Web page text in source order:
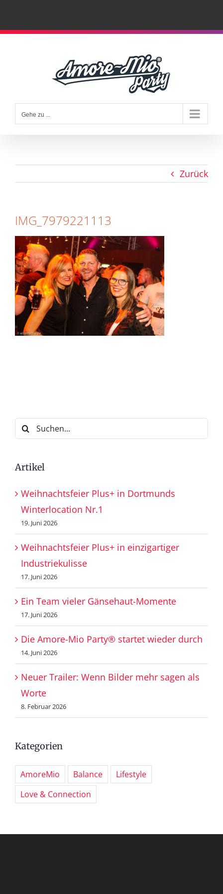
Zum
Gehe zu ...
Zurück
IMG_7979221113
Suche
nach:
Artikel
Weihnachtsfeier Plus+ in Dortmunds
Winterlocation Nr.1
19. Juni 2026
Weihnachtsfeier Plus+ in einzigartiger
Industriekulisse
17. Juni 2026
Ein Team vieler Gänsehaut-Momente
17. Juni 2026
Die Amore-Mio Party® startet wieder durch
14. Juni 2026
Neuer Trailer: Wenn Bilder mehr sagen als
Worte
8. Februar 2026
Kategorien
AmoreMio Balance
Lifestyle
Love & Connection